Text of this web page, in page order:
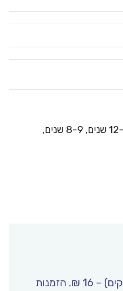
, 10-11 שנים, 12-14 שנים, 8-9 שנים,
קרובה לביתך (6-9 ימי עסקים) – 16 ₪. הזמנות